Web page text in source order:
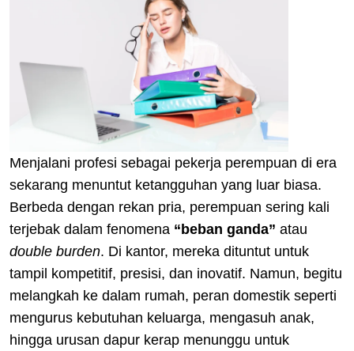
Menjalani profesi sebagai pekerja perempuan di era
sekarang menuntut ketangguhan yang luar biasa.
Berbeda dengan rekan pria, perempuan sering kali
terjebak dalam fenomena “beban ganda” atau
double burden. Di kantor, mereka dituntut untuk
tampil kompetitif, presisi, dan inovatif. Namun, begitu
melangkah ke dalam rumah, peran domestik seperti
mengurus kebutuhan keluarga, mengasuh anak,
hingga urusan dapur kerap menunggu untuk